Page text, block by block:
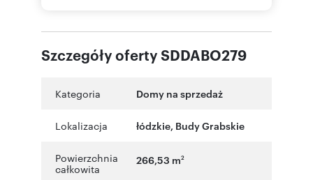
Szczegóły oferty SDDABO279
Kategoria Domy na sprzedaż
Lokalizacja łódzkie, Budy Grabskie
Powierzchnia
całkowita
266,53 m2